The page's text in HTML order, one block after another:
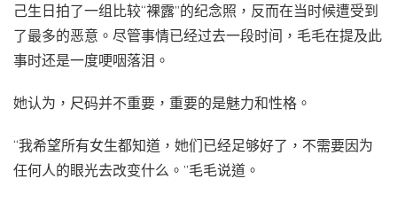
己生日拍了一组比较“裸露”的纪念照，反而在当时候遭受到
了最多的恶意。尽管事情已经过去一段时间，毛毛在提及此
事时还是一度哽咽落泪。
她认为，尺码并不重要，重要的是魅力和性格。
“我希望所有女生都知道，她们已经足够好了，不需要因为
任何人的眼光去改变什么。”毛毛说道。